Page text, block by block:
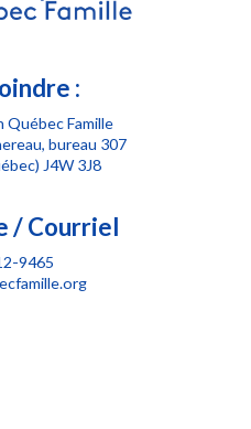
:
Québec Famille
bureau 307
J4W 3J8
/ Courriel
9465